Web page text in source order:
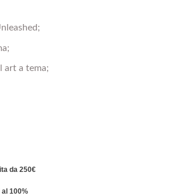
art a tema;
da 250€
100%